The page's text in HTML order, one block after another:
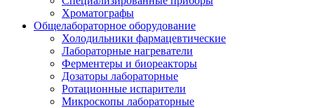
Хроматографы
Общелабораторное оборудование
Холодильники фармацевтические
Лабораторные нагреватели
Ферментеры и биореакторы
Дозаторы лабораторные
Ротационные испарители
Микроскопы лабораторные